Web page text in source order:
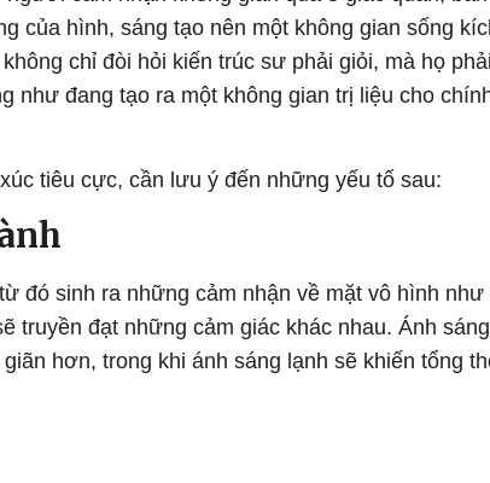
của hình, sáng tạo nên một không gian sống
chỉ đòi hỏi kiến trúc sư phải giỏi, mà họ phải
như đang tạo ra một không gian trị liệu cho
tiêu cực, cần lưu ý đến những yếu tố sau:
đó sinh ra những cảm nhận về mặt vô hình như
truyền đạt những cảm giác khác nhau. Ánh sáng
hơn, trong khi ánh sáng lạnh sẽ khiến tổng